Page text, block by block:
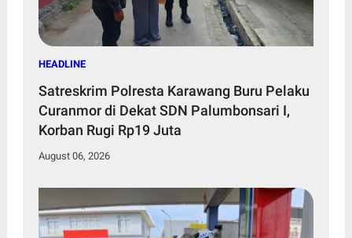
HEADLINE
Satreskrim Polresta Karawang Buru Pelaku
Curanmor di Dekat SDN Palumbonsari I,
Korban Rugi Rp19 Juta
August 06, 2026